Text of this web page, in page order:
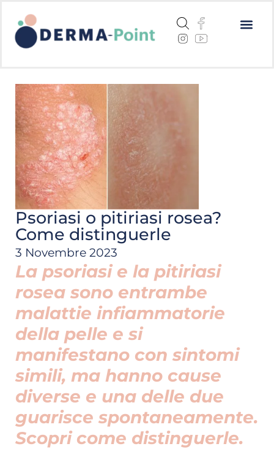
Psoriasi o pitiriasi rosea?
Come distinguerle
3 Novembre 2023
La psoriasi e la pitiriasi
rosea sono entrambe
malattie infiammatorie
della pelle e si
manifestano con sintomi
simili, ma hanno cause
diverse e una delle due
guarisce spontaneamente.
Scopri come distinguerle.